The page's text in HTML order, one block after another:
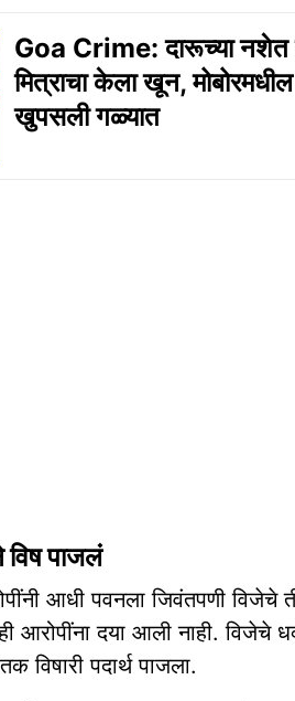
Goa Crime: दारूच्‍या
मित्राचा केला खून,
खुपसली गळ्यात
पाजलं
आधी पवनला जिवंतपणी
आरोपींना दया आली नाही. विजेचे
पदार्थ पाजला.